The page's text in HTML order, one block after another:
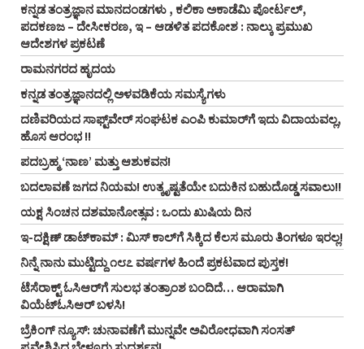
ಕನ್ನಡ ತಂತ್ರಜ್ಞಾನ ಮಾನದಂಡಗಳು , ಕಲಿಕಾ ಅಕಾಡೆಮಿ ಪೋರ್ಟಲ್,
ಪದಕಣಜ – ದೇಸೀಕರಣ, ಇ – ಆಡಳಿತ ಪದಕೋಶ : ನಾಲ್ಕು ಪ್ರಮುಖ
ಆದೇಶಗಳ ಪ್ರಕಟಣೆ
ರಾಮನಗರದ ಹೃದಯ
ಕನ್ನಡ ತಂತ್ರಜ್ಞಾನದಲ್ಲಿ ಅಳವಡಿಕೆಯ ಸಮಸ್ಯೆಗಳು
ದಣಿವರಿಯದ ಸಾಫ್ಟ್‌ವೇರ್‌ ಸಂಘಟಕ ಎಂಪಿ ಕುಮಾರ್‌ಗೆ ಇದು ವಿದಾಯವಲ್ಲ,
ಹೊಸ ಆರಂಭ !!
ಪದಬ್ರಹ್ಮ ‘ನಾಣ’ ಮತ್ತು ಆಶುಕವನ!
ಬದಲಾವಣೆ ಜಗದ ನಿಯಮ! ಉತ್ಕೃಷ್ಟತೆಯೇ ಬದುಕಿನ ಬಹುದೊಡ್ಡ ಸವಾಲು!!
ಯಕ್ಷ ಸಿಂಚನ ದಶಮಾನೋತ್ಸವ : ಒಂದು ಖುಷಿಯ ದಿನ
ಇ-ದಕ್ಷಿಣ್ ಡಾಟ್‌ಕಾಮ್‌ : ಮಿಸ್ ಕಾಲ್‌ಗೆ ಸಿಕ್ಕಿದ ಕೆಲಸ ಮೂರು ತಿಂಗಳೂ ಇರಲ್ಲ!
ನಿನ್ನೆ ನಾನು ಮುಟ್ಟಿದ್ದು ೧೮೭ ವರ್ಷಗಳ ಹಿಂದೆ ಪ್ರಕಟವಾದ ಪುಸ್ತಕ!
ಟೆಸೆರಾಕ್ಟ್‌ ಓಸಿಆರ್‌ಗೆ ಸುಲಭ ತಂತ್ರಾಂಶ ಬಂದಿದೆ… ಆರಾಮಾಗಿ
ವಿಯೆಟ್‌ಓಸಿಆರ್‌ ಬಳಸಿ!
ಬ್ರೆಕಿಂಗ್ ನ್ಯೂಸ್‌: ಚುನಾವಣೆಗೆ ಮುನ್ನವೇ ಅವಿರೋಧವಾಗಿ ಸಂಸತ್